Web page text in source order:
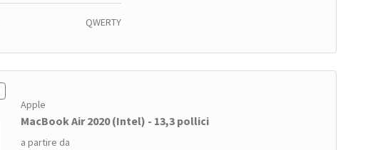
QWERTY
Apple
MacBook Air 2020 (Intel) - 13,3 pollici
a partire da